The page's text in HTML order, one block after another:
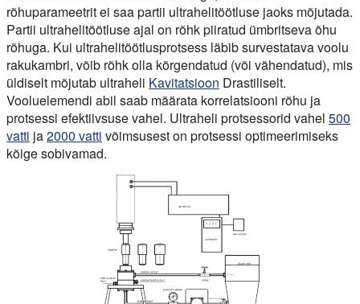
rõhuparameetrit ei saa partii ultrahelitöötluse jaoks mõjutada.
Partii ultrahelitöötluse ajal on rõhk piiratud ümbritseva õhu
rõhuga. Kui ultrahelitöötlusprotsess läbib survestatava voolu
rakukambri, võib rõhk olla kõrgendatud (või vähendatud), mis
üldiselt mõjutab ultraheli Kavitatsioon Drastiliselt.
Vooluelemendi abil saab määrata korrelatsiooni rõhu ja
protsessi efektiivsuse vahel. Ultraheli protsessorid vahel 500
vatti ja2000 vatti võimsusest on protsessi optimeerimiseks
kõige sobivamad.